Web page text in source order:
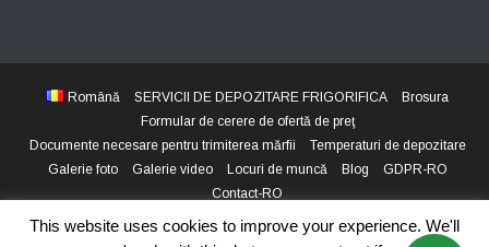
Română SERVICII DE DEPOZITARE FRIGORIFICA
Brosura
Formular de cerere de ofertă de preţ
Documente necesare pentru trimiterea mărfii
Temperaturi de depozitare
Galerie foto
Galerie video Locuri de muncă Blog
GDPR-RO
Contact-RO
© 2020. All Rights Reserved. SC ALEX AGROCOM IMPEX
This website uses cookies to improve your experience. We'll